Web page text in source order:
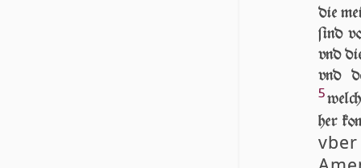
die
ſind
vnd
vnd
5
her